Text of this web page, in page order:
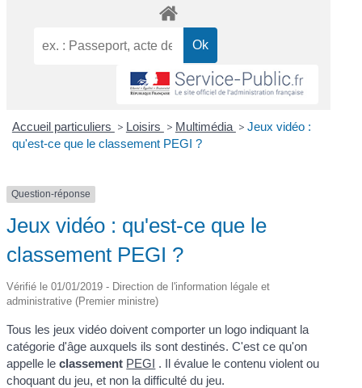
Accueil particuliers > Loisirs > Multimédia > Jeux vidéo :
qu'est-ce que le classement PEGI ?
Question-réponse
Jeux vidéo : qu'est-ce que le
classement PEGI ?
Vérifié le 01/01/2019 - Direction de l'information légale et
administrative (Premier ministre)
Tous les jeux vidéo doivent comporter un logo indiquant la
catégorie d'âge auxquels ils sont destinés. C'est ce qu'on
appelle leclassement PEGI . Il évalue le contenu violent ou
choquant du jeu, et non la difficulté du jeu.